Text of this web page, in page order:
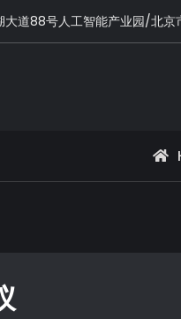
大道88号人工智能产业园/北京
网-